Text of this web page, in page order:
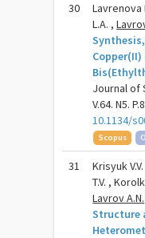
30
Lavrenova
L.A. ,
Journal of
V.64. N5.
10.1134/
Scopus
31
Krisyuk
T.V. ,
Lavrov A.N.
Structure